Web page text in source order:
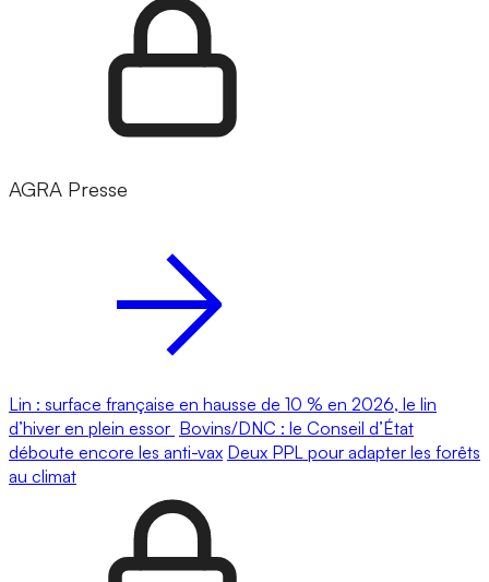
AGRA Presse
Lin : surface française en hausse de 10 % en 2026, le lin
d’hiver en plein essor Bovins/DNC : le Conseil d’État
déboute encore les anti-vax Deux PPL pour adapter les forêts
au climat